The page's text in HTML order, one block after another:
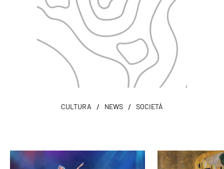
CULTURA / NEWS / SOCIETÀ